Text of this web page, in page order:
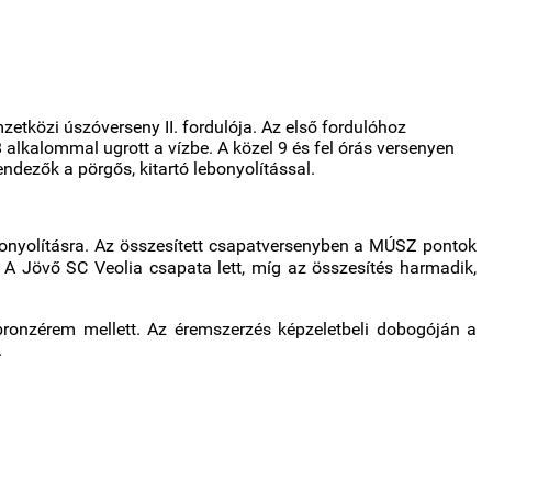
úszóverseny II. fordulója. Az első fordulóhoz
ugrott a vízbe. A közel 9 és fel órás versenyen
a pörgős, kitartó lebonyolítással.
Az összesített csapatversenyben a MÚSZ pontok
Jövő SC Veolia csapata lett, míg az összesítés harmadik,
mellett. Az éremszerzés képzeletbeli dobogóján a